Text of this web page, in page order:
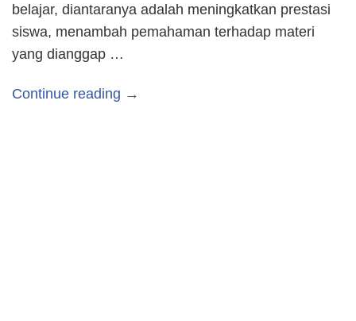
belajar, diantaranya adalah meningkatkan prestasi
siswa, menambah pemahaman terhadap materi
yang dianggap …
Continue reading →